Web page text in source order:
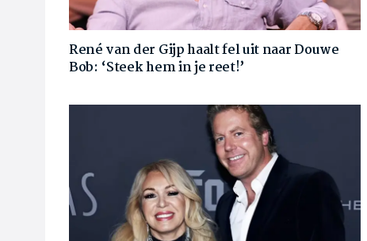
René van der Gijp haalt fel uit naar Douwe
Bob: ‘Steek hem in je reet!’